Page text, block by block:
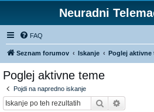
Neuradni
FAQ
Seznam forumov Iskanje Poglej aktivne
Poglej aktivne teme
Pojdi na napredno iskanje
Iskanje